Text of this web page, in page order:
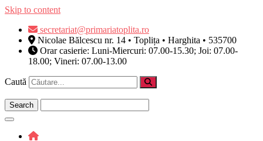
Skip to content
secretariat@primariatoplita.ro
Nicolae Bălcescu nr. 14 • Toplița • Harghita • 535700
Orar casierie: Luni-Miercuri: 07.00-15.30; Joi: 07.00-
18.00; Vineri: 07.00-13.00
Caută